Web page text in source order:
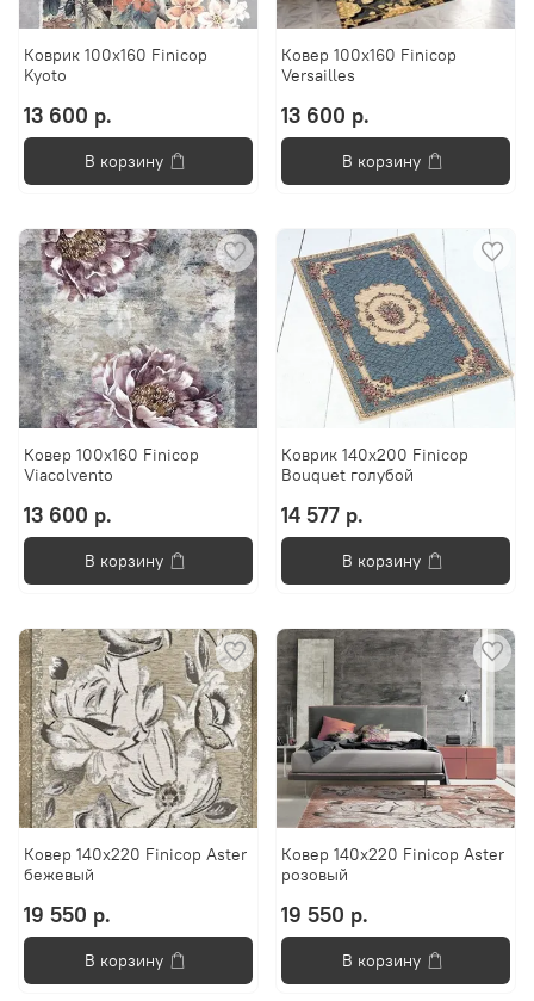
Коврик 100х160 Finicop
Kyoto
13 600 р.
В корзину
Ковер 100х160 Finicop
Versailles
13 600 р.
В корзину
Ковер 100х160 Finicop
Viacolvento
13 600 р.
В корзину
Коврик 140х200 Finicop
Bouquet голубой
14 577 р.
В корзину
Ковер 140х220 Finicop Aster
бежевый
19 550 р.
В корзину
Ковер 140х220 Finicop Aster
розовый
19 550 р.
В корзину